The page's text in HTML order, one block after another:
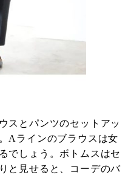
スとパンツのセットアッ
Aラインのブラウスは女
でしょう。ボトムスはセ
と見せると、コーデのバ